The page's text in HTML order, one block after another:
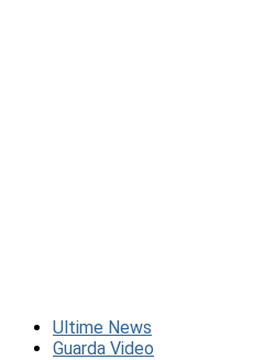
Ultime News
Guarda Video